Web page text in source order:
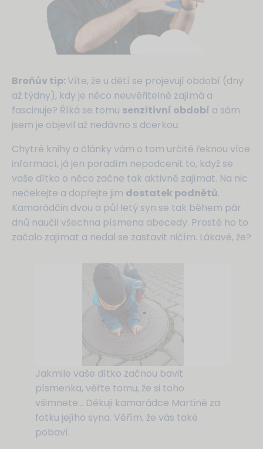
Broňův tip:Víte, že u dětí se projevují období (dny
až týdny), kdy je něco neuvěřitelně zajímá a
fascinuje? Říká se tomu senzitivní období a sám
jsem je objevil až nedávno s dcerkou.
Chytré knihy a články vám o tom určitě řeknou více
informací, já jen poradím nepodcenit to, když se
vaše dítko o něco začne tak aktivně zajímat. Na nic
nečekejte a dopřejte jim dostatek podnětů.
Kamarádčin dvou a půl letý syn se tak během pár
dnů naučil všechna písmena abecedy. Prostě ho to
začalo zajímat a nedal se zastavit ničím. Lákavé, že?
Jakmile vaše dítko začnou bavit
písmenka, věřte tomu, že si toho
všimnete… Děkuji kamarádce Martině za
fotku jejího syna. Věřím, že vás také
pobaví.